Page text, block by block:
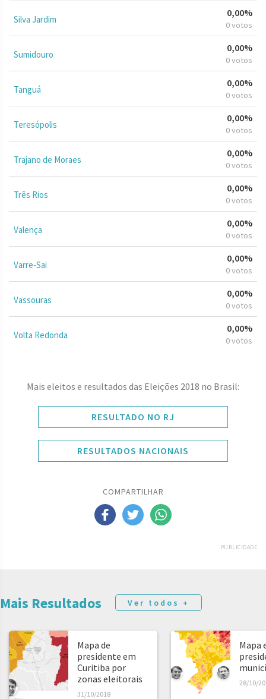
Silva Jardim
0,00%
0 votos
Sumidouro
0,00%
0 votos
Tanguá
0,00%
0 votos
Teresópolis
0,00%
0 votos
Trajano de Moraes
0,00%
0 votos
Três Rios
0,00%
0 votos
Valença
0,00%
0 votos
Varre-Sai
0,00%
0 votos
Vassouras
0,00%
0 votos
Volta Redonda
0,00%
0 votos
Mais eleitos e resultados das Eleições 2018 no Brasil:
RESULTADO NO RJ
RESULTADOS NACIONAIS
COMPARTILHAR
PUBLICIDADE
Mais Resultados Ver todos +
Mapa de
presidente em
Curitiba por
zonas eleitorais
31/10/2018
Mapa
28/10/